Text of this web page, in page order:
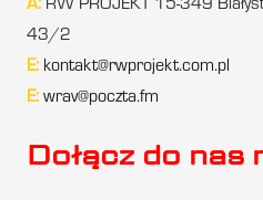
A: RW PROJEKT 15-349
43/2
E: kontakt@rwprojekt.com.pl
E: wrav@poczta.fm
Dołącz do nas